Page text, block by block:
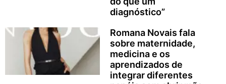
diagnóstico”
Romana Novais fala
sobre maternidade,
medicina e os
aprendizados de
integrar diferentes